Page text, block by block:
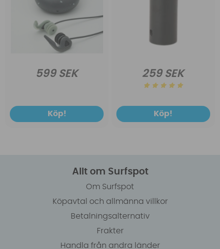
599 SEK
Köp!
259 SEK
Köp!
Allt om Surfspot
Om Surfspot
Köpavtal och allmänna villkor
Betalningsalternativ
Frakter
Handla från andra länder